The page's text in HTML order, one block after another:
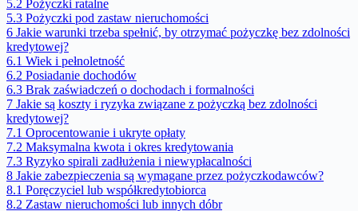
5.2 Pożyczki ratalne
5.3 Pożyczki pod zastaw nieruchomości
6 Jakie warunki trzeba spełnić, by otrzymać pożyczkę bez zdolności
kredytowej?
6.1 Wiek i pełnoletność
6.2 Posiadanie dochodów
6.3 Brak zaświadczeń o dochodach i formalności
7 Jakie są koszty i ryzyka związane z pożyczką bez zdolności
kredytowej?
7.1 Oprocentowanie i ukryte opłaty
7.2 Maksymalna kwota i okres kredytowania
7.3 Ryzyko spirali zadłużenia i niewypłacalności
8 Jakie zabezpieczenia są wymagane przez pożyczkodawców?
8.1 Poręczyciel lub współkredytobiorca
8.2 Zastaw nieruchomości lub innych dóbr